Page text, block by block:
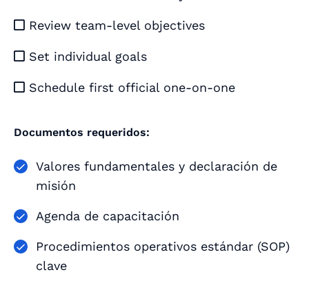
 Review team-level objectives
 Set individual goals
 Schedule first official one-on-one
Documentos requeridos:
Valores fundamentales y declaración de
misión
Agenda de capacitación
Procedimientos operativos estándar (SOP)
clave